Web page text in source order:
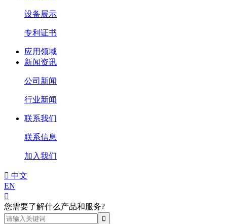
设备展示
专利证书
应用领域
新闻资讯
公司新闻
行业新闻
联系我们
联系信息
加入我们
 中文
EN

您需要了解什么产品和服务?